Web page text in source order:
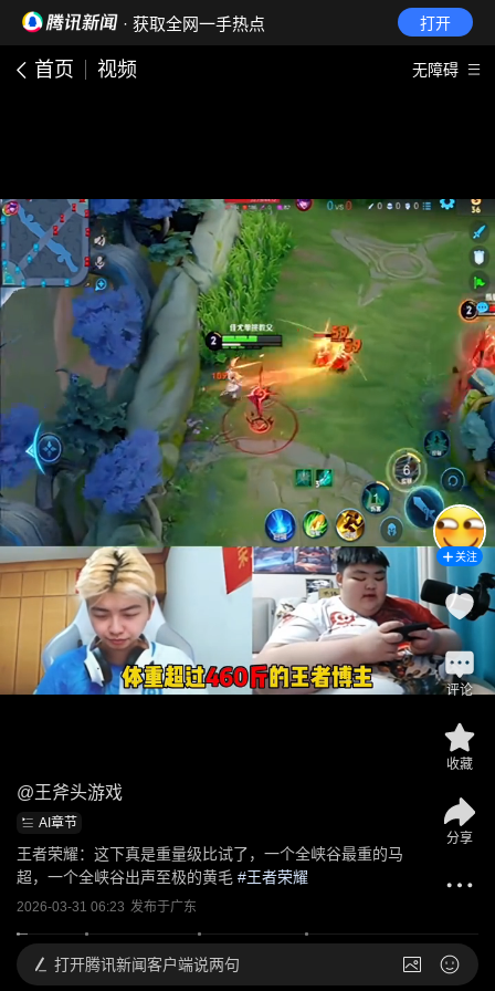
· 获取全网一手热点 打开
首页 视频 无障碍
@王斧头游戏
AI章节
王者荣耀：这下真是重量级比试了，一个全峡谷最重的马
超，一个全峡谷出声至极的黄毛 #王者荣耀
2026-03-31 06:23 发布于广东
关注
评论
收藏
分享
打开腾讯新闻客户端说两句